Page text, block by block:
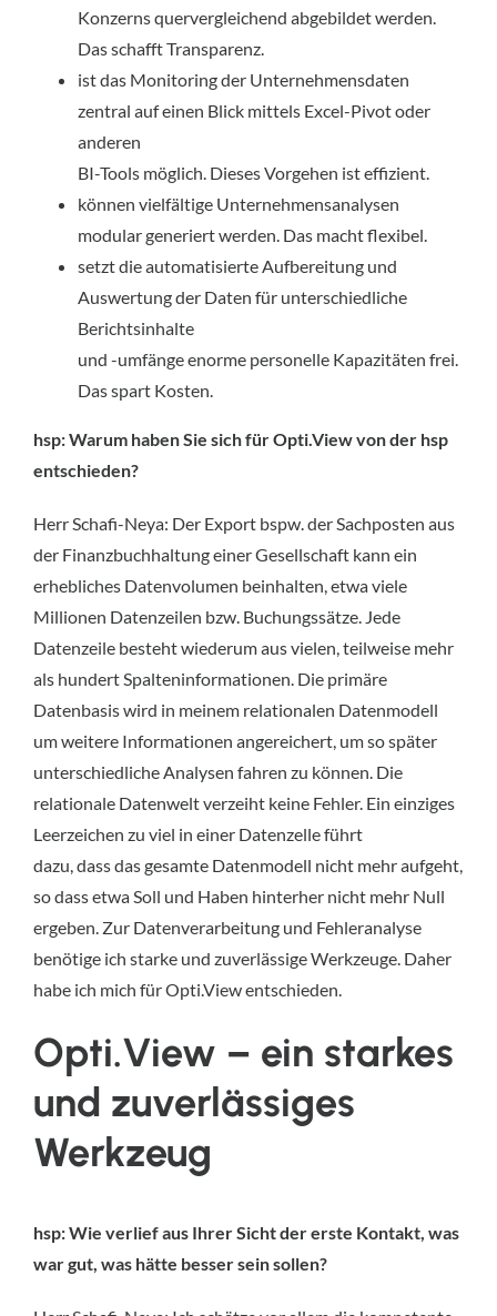
Konzerns quervergleichend abgebildet werden.
Das schafft Transparenz.
ist das Monitoring der Unternehmensdaten
zentral auf einen Blick mittels Excel-Pivot oder
anderen
BI-Tools möglich. Dieses Vorgehen ist effizient.
können vielfältige Unternehmensanalysen
modular generiert werden. Das macht flexibel.
setzt die automatisierte Aufbereitung und
Auswertung der Daten für unterschiedliche
Berichtsinhalte
und -umfänge enorme personelle Kapazitäten frei.
Das spart Kosten.
hsp: Warum haben Sie sich für Opti.View von der hsp
entschieden?
Herr Schafi-Neya: Der Export bspw. der Sachposten aus
der Finanzbuchhaltung einer Gesellschaft kann ein
erhebliches Datenvolumen beinhalten, etwa viele
Millionen Datenzeilen bzw. Buchungssätze. Jede
Datenzeile besteht wiederum aus vielen, teilweise mehr
als hundert Spalteninformationen. Die primäre
Datenbasis wird in meinem relationalen Datenmodell
um weitere Informationen angereichert, um so später
unterschiedliche Analysen fahren zu können. Die
relationale Datenwelt verzeiht keine Fehler. Ein einziges
Leerzeichen zu viel in einer Datenzelle führt
dazu, dass das gesamte Datenmodell nicht mehr aufgeht,
so dass etwa Soll und Haben hinterher nicht mehr Null
ergeben. Zur Datenverarbeitung und Fehleranalyse
benötige ich starke und zuverlässige Werkzeuge. Daher
habe ich mich für Opti.View entschieden.
Opti.View – ein starkes
und zuverlässiges
Werkzeug
hsp: Wie verlief aus Ihrer Sicht der erste Kontakt, was
war gut, was hätte besser sein sollen?